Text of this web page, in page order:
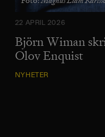
22 APRIL 2026
Björn Wiman
Olov Enquist
NYHETER